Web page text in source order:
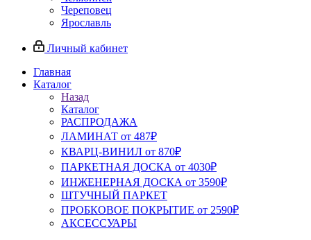
Череповец
Ярославль
Личный кабинет
Главная
Каталог
Назад
Каталог
РАСПРОДАЖА
ЛАМИНАТ от 487₽
КВАРЦ-ВИНИЛ от 870₽
ПАРКЕТНАЯ ДОСКА от 4030₽
ИНЖЕНЕРНАЯ ДОСКА от 3590₽
ШТУЧНЫЙ ПАРКЕТ
ПРОБКОВОЕ ПОКРЫТИЕ от 2590₽
АКСЕССУАРЫ